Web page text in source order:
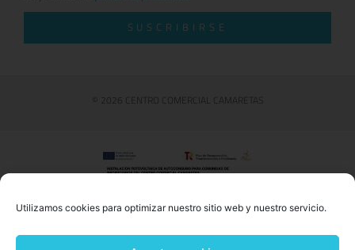
Utilizamos cookies para optimizar nuestro sitio web y nuestro servicio.
SUSCRIBIRSE
© 2026 CENTRO COMERCIAL CAMARETAS